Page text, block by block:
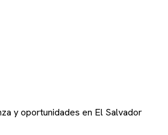
y oportunidades en El Salvador